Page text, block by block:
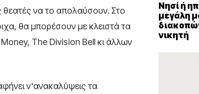
θεατές να το απολαύσουν. Στο
θα μπορέσουν με κλειστά τα
The Division Bell κι άλλων
ν'ανακαλύψεις τα
Νησί ή
μεγάλη
νικητή